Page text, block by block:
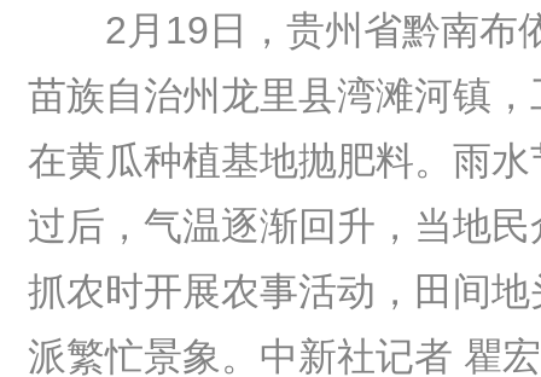
2月19日，贵州省黔南布
苗族自治州龙里县湾滩河镇，
在黄瓜种植基地抛肥料。雨水
过后，气温逐渐回升，当地民
抓农时开展农事活动，田间地
派繁忙景象。中新社记者 瞿